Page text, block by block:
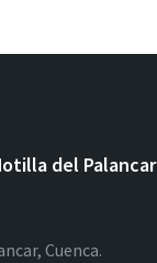
del Palancar
Cuenca.